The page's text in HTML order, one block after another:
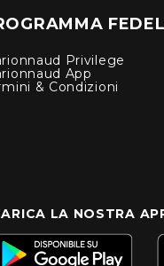
Privilege
App
& Condizioni
LA NOSTRA